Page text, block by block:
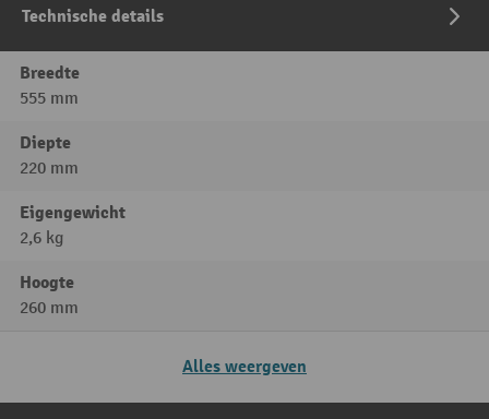
Technische details
Breedte
555 mm
Diepte
220 mm
Eigengewicht
2,6 kg
Hoogte
260 mm
Alles weergeven